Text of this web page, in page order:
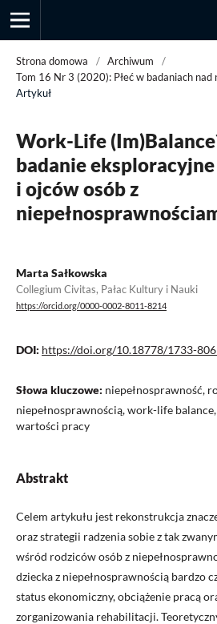
Strona domowa / Archiwum
/
Tom 16 Nr 3 (2020): Płeć w badaniach nad
Artykuł
Work-Life
badanie
i ojców osób z
Marta Sałkowska
Collegium Civitas, Pałac Kultury i Nauki
https://orcid.org/0000-0002-8011-8214
DOI: https://doi.org/10.18778/1733-
Słowa kluczowe: niepełnosprawność,
niepełnosprawnością, work-life
wartości pracy
Abstrakt
Celem artykułu jest rekonstrukcja
oraz strategii radzenia sobie z tak
wśród rodziców osób z
dziecka z niepełnosprawnością bardzo
status ekonomiczny, obciążenie pracą
zorganizowania rehabilitacji.